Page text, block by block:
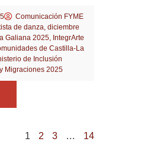
Comunicación FYME
de danza, diciembre
Galiana 2025, IntegrArte
de Castilla-La
de Inclusión
Migraciones 2025
1 2 3 … 14